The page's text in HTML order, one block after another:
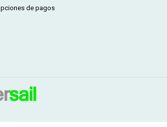
de pagos